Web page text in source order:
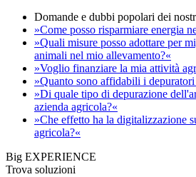
Domande e dubbi popolari dei
»Come posso risparmiare energia
»Quali misure posso adottare per
animali nel mio allevamento?«
»Voglio finanziare la mia attività
»Quanto sono affidabili i depuratori
»Di quale tipo di depurazione
azienda agricola?«
»Che effetto ha la digitalizzazione
agricola?«
Big EXPERIENCE
Trova soluzioni